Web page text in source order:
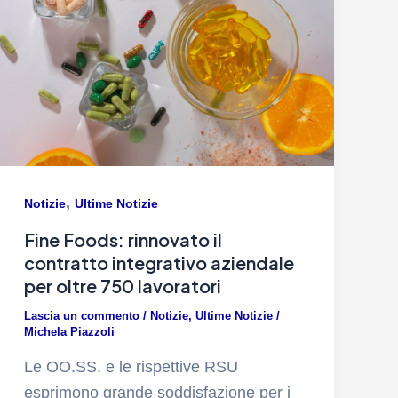
Notizie, Ultime Notizie
Fine Foods: rinnovato il
contratto integrativo aziendale
per oltre 750 lavoratori
Lascia un commento / Notizie, Ultime Notizie/
Michela Piazzoli
Le OO.SS. e le rispettive RSU
esprimono grande soddisfazione per i